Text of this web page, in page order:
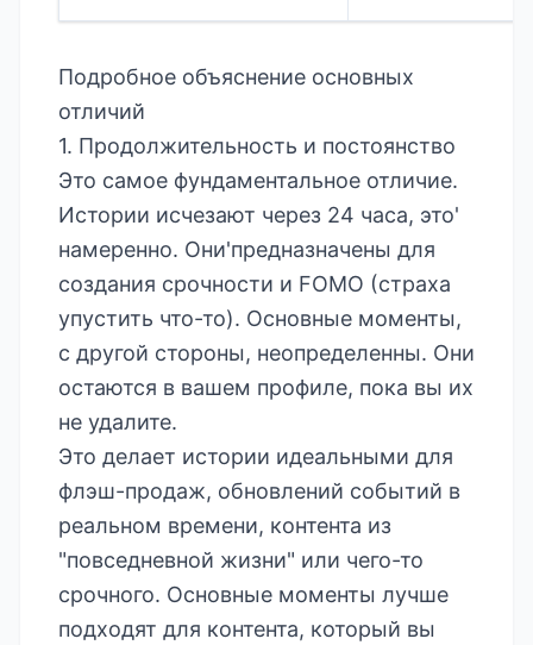
Подробное объяснение основных
отличий
1. Продолжительность и постоянство
Это самое фундаментальное отличие.
Истории исчезают через 24 часа, это'
намеренно. Они'предназначены для
создания срочности и FOMO (страха
упустить что-то). Основные моменты,
с другой стороны, неопределенны. Они
остаются в вашем профиле, пока вы их
не удалите.
Это делает истории идеальными для
флэш-продаж, обновлений событий в
реальном времени, контента из
"повседневной жизни" или чего-то
срочного. Основные моменты лучше
подходят для контента, который вы